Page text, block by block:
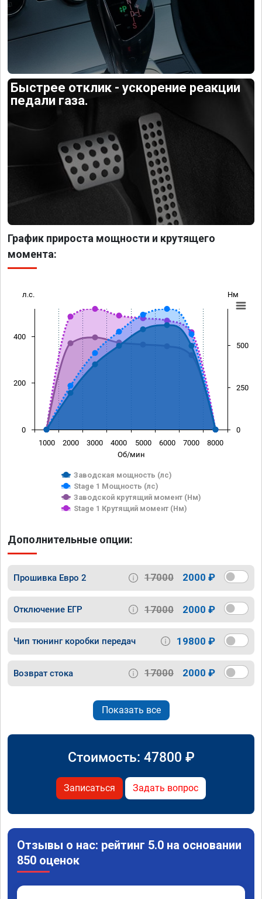
Быстрее отклик - ускорение реакции
педали газа.
График прироста мощности и крутящего
момента:
Об/мин
л.с. Нм
Заводская мощность (лс)
Stage 1 Мощность (лс)
Заводской крутящий момент (Нм)
Stage 1 Крутящий момент (Нм)
1000 2000 3000 4000 5000 6000 7000 8000
0
200
400
0
250
500
Дополнительные опции:
Прошивка Евро 2 17000 2000 ₽
Отключение ЕГР 17000 2000 ₽
Чип тюнинг коробки передач 19800 ₽
Возврат стока 17000 2000 ₽
Показать все
Стоимость: 47800 ₽
Записаться Задать вопрос
Отзывы о нас: рейтинг 5.0 на основании
850 оценок